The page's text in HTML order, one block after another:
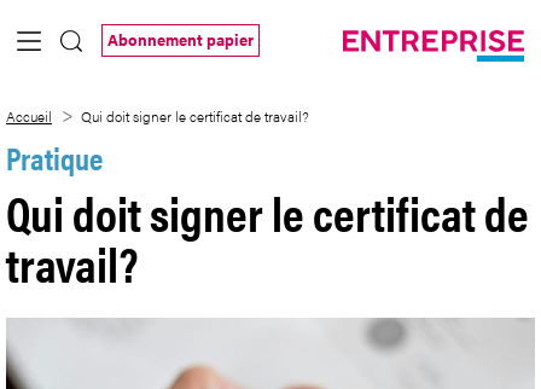
Saut au contenu principal
Abonnement papier
Accueil Qui doit signer le certificat de travail?
Pratique
Qui doit signer le certificat de
travail?